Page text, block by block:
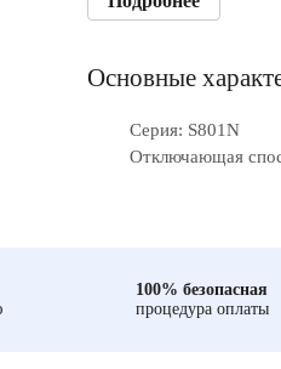
Основные
Серия: S801N
Отключающая
100% безопасная
процедура оплаты